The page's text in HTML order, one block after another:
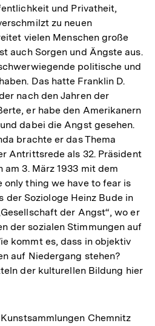
und Privatheit,
zu neuen
vielen Menschen große
auch Sorgen und Ängste aus.
politische und
Das hatte Franklin D.
nach den Jahren der
er habe den Amerikanern
dabei die Angst gesehen.
brachte er das Thema
Antrittsrede als 32. Präsident
3. März 1933 mit dem
only thing we have to fear is
der Soziologe Heinz Bude in
der Angst“, wo er
der sozialen Stimmungen auf
kommt es, dass in objektiv
auf Niedergang stehen?
der kulturellen Bildung hier
Chemnitz